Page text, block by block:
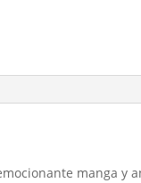
manga y